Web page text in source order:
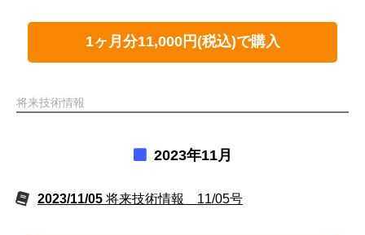
1ヶ月分11,000円(税込)で購入
将来技術情報
2023年11月
2023/11/05 将来技術情報 11/05号